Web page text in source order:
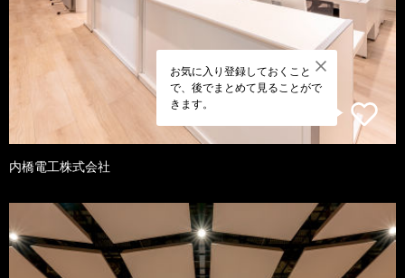
お気に入り登録しておくこと
で、後でまとめて見ることがで
きます。
内橋電工株式会社